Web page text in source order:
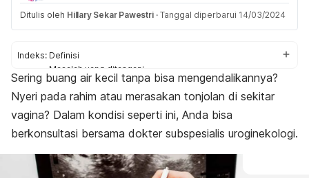
Ditulis oleh Hillary Sekar Pawestri · Tanggal diperbarui 14/03/2024
Indeks: Definisi
Masalah yang ditangani
Tugas
Tips berkunjung
Sering buang air kecil tanpa bisa mengendalikannya?
Nyeri pada rahim atau merasakan tonjolan di sekitar
vagina? Dalam kondisi seperti ini, Anda bisa
berkonsultasi bersama dokter subspesialis uroginekologi.